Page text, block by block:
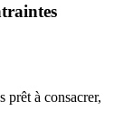
prêt à consacrer,